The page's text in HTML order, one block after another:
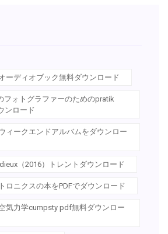
ーディオブック無料ダウンロード
フォトグラファーのためのpratik
ンロード
ィークエンドアルバムをダウンロー
（2016）トレントダウンロード
ロニクスの本をPDFでダウンロード
気力学cumpsty pdf無料ダウンロー